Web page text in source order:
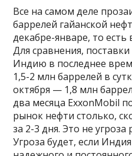
Все на самом деле
баррелей гайанской
декабре-январе, то есть
Для сравнения,
Индию в последнее
1,5-2 млн баррелей в
октября — 1,8 млн
два месяца ExxonMobil
рынок нефти столько,
за 2-3 дня. Это не угроза
Угроза будет, если